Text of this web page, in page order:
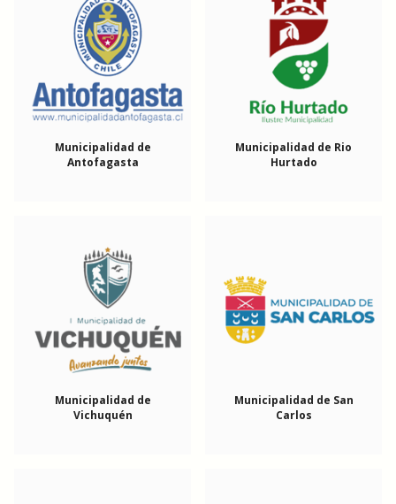
Municipalidad de
Antofagasta
Municipalidad de Rio
Hurtado
Municipalidad de
Vichuquén
Municipalidad de San
Carlos